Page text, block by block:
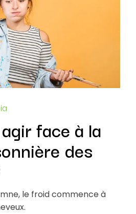
face à la
des
le froid commence à